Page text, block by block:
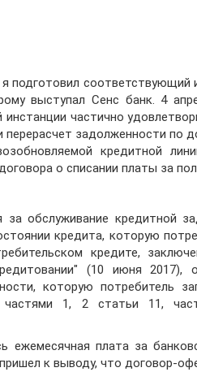
подготовил соответствующий
выступал Сенс банк. 4
частично
задолженности по
кредитной
о списании платы за
за обслуживание кредитной
кредита, которую
кредите,
(10 июня 2017),
которую потребитель
1, 2 статьи 11,
ежемесячная плата за
к выводу, что договор-